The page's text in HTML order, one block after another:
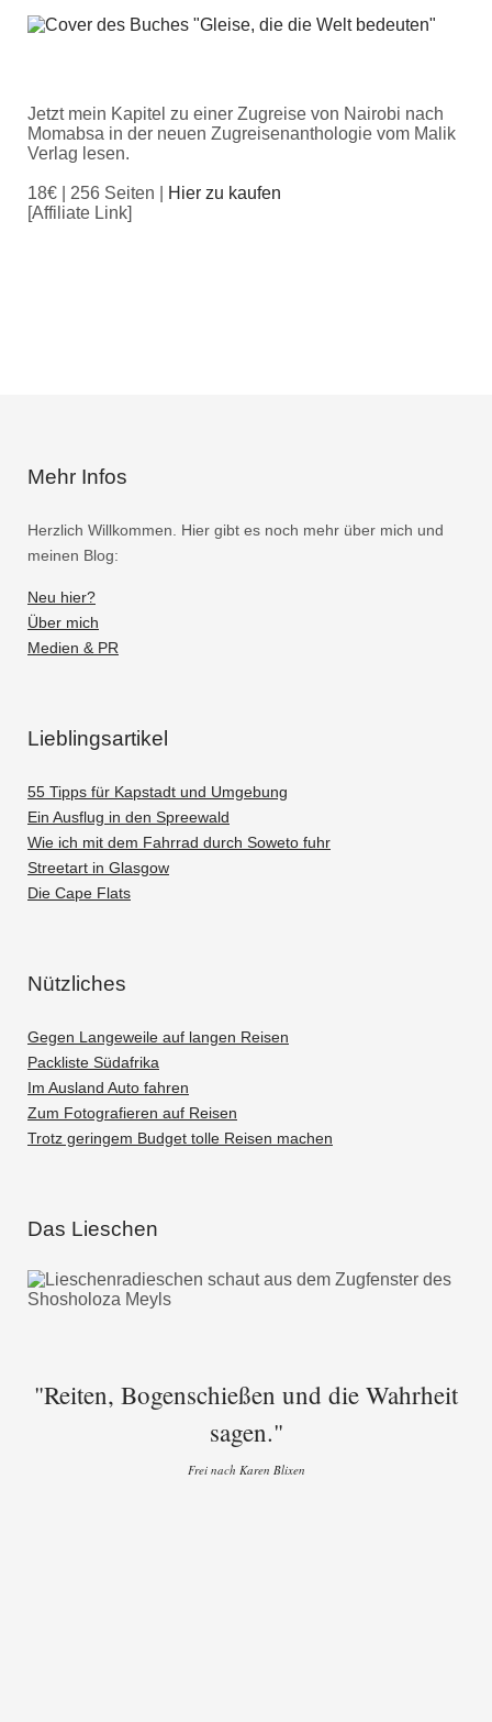
Jetzt mein Kapitel zu einer Zugreise von Nairobi nach
Momabsa in der neuen Zugreisenanthologie vom Malik
Verlag lesen.
18€ | 256 Seiten |
Hier zu kaufen
[Affiliate Link]
Mehr Infos
Herzlich Willkommen. Hier gibt es noch mehr über mich und
meinen Blog:
Neu hier?
Über mich
Medien & PR
Lieblingsartikel
55 Tipps für Kapstadt und Umgebung
Ein Ausflug in den Spreewald
Wie ich mit dem Fahrrad durch Soweto fuhr
Streetart in Glasgow
Die Cape Flats
Nützliches
Gegen Langeweile auf langen Reisen
Packliste Südafrika
Im Ausland Auto fahren
Zum Fotografieren auf Reisen
Trotz geringem Budget tolle Reisen machen
Das Lieschen
"Reiten, Bogenschießen und die Wahrheit
sagen."
Frei nach Karen Blixen